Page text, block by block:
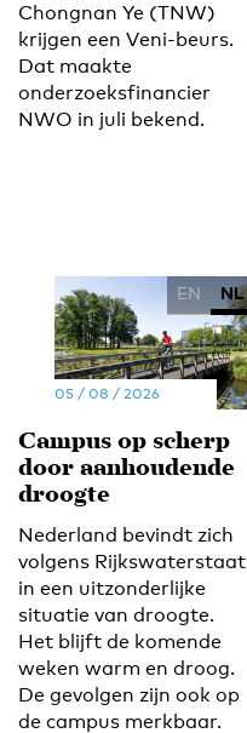
Chongnan Ye (TNW)
krijgen een Veni-beurs.
Dat maakte
onderzoeksfinancier
NWO in juli bekend.
EN NL
05 / 08 / 2026
Campus op scherp
door aanhoudende
droogte
Nederland bevindt zich
volgens Rijkswaterstaat
in een uitzonderlijke
situatie van droogte.
Het blijft de komende
weken warm en droog.
De gevolgen zijn ook op
de campus merkbaar.